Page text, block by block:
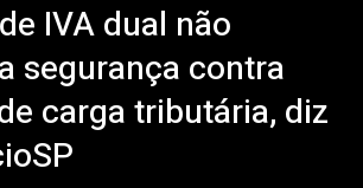
IVA dual não
segurança contra
carga tributária, diz